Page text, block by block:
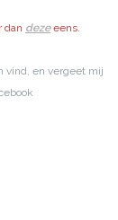
dan dezeeens.
vind, en vergeet mij